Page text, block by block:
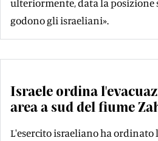
ulteriormente, data la posizione
godono gli israeliani».
Israele ordina
area a sud del fiume
L'esercito israeliano ha ordinato